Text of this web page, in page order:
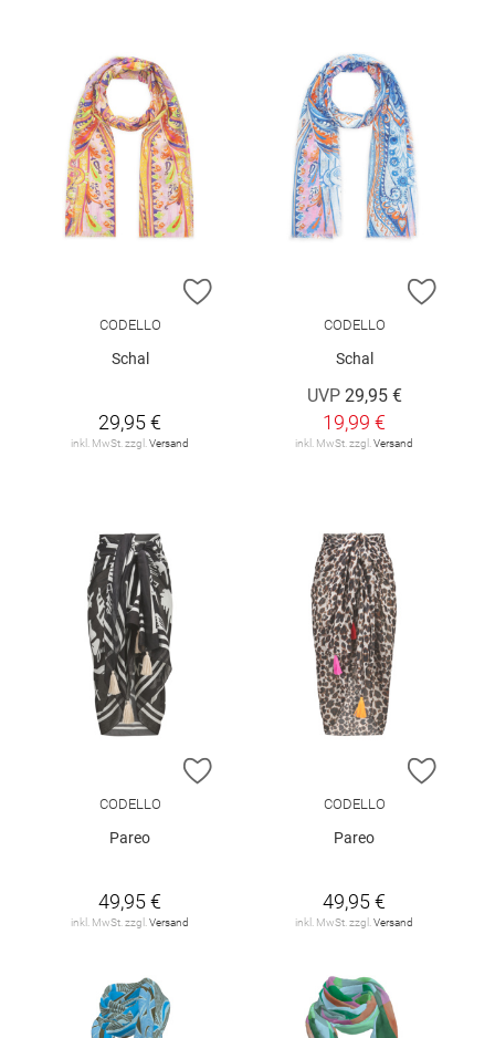
ZUR WUNSCHLISTE HINZUFÜGEN
CODELLO
Schal
29,95 €
inkl. MwSt. zzgl. Versand
ZUR
CODELLO
Schal
UVP 29,95 €
19,99 €
inkl. MwSt. zzgl. Versand
ZUR WUNSCHLISTE HINZUFÜGEN
CODELLO
Pareo
49,95 €
inkl. MwSt. zzgl. Versand
ZUR
CODELLO
Pareo
49,95 €
inkl. MwSt. zzgl. Versand